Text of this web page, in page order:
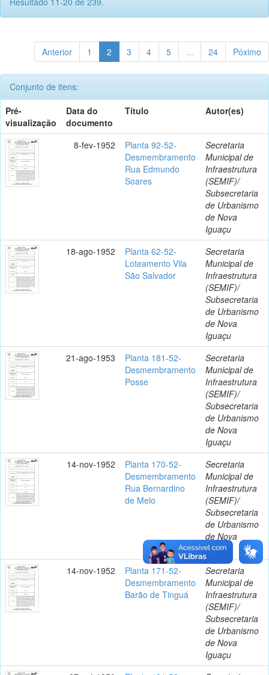
Anterior 1 2 3 4 5 ... 24 Póximo
Conjunto de itens:
Pré-
visualização
Data do
documento
Título Autor(es)
8-fev-1952
Planta 92-52-
Desmembramento
Rua Edmundo
Soares
Secretaria
Municipal de
Infraestrutura
(SEMIF)/
Subsecretaria
de Urbanismo
de Nova
Iguaçu
18-ago-1952
Planta 62-52-
Loteamento Vila
São Salvador
Secretaria
Municipal de
Infraestrutura
(SEMIF)/
Subsecretaria
de Urbanismo
de Nova
Iguaçu
21-ago-1953
Planta 181-52-
Desmembramento
Posse
Secretaria
Municipal de
Infraestrutura
(SEMIF)/
Subsecretaria
de Urbanismo
de Nova
Iguaçu
14-nov-1952
Planta 170-52-
Desmembramento
Rua Bernardino
de Melo
Secretaria
Municipal de
Infraestrutura
(SEMIF)/
Subsecretaria
de Urbanismo
de Nova
Iguaçu
14-nov-1952
Planta 171-52-
Desmembramento
Barão de Tinguá
Secretaria
Municipal de
Infraestrutura
(SEMIF)/
Subsecretaria
de Urbanismo
de Nova
Iguaçu